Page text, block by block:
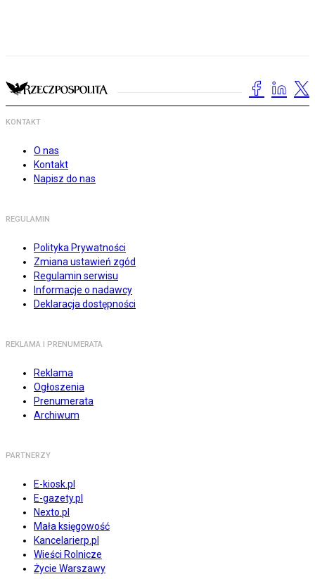
KONTAKT
O nas
Kontakt
Napisz do nas
REGULAMIN
Polityka Prywatności
Zmiana ustawień zgód
Regulamin serwisu
Informacje o nadawcy
Deklaracja dostępności
REKLAMA I PRENUMERATA
Reklama
Ogłoszenia
Prenumerata
Archiwum
PARTNERZY
E-kiosk.pl
E-gazety.pl
Nexto.pl
Mała księgowość
Kancelarierp.pl
Wieści Rolnicze
Życie Warszawy